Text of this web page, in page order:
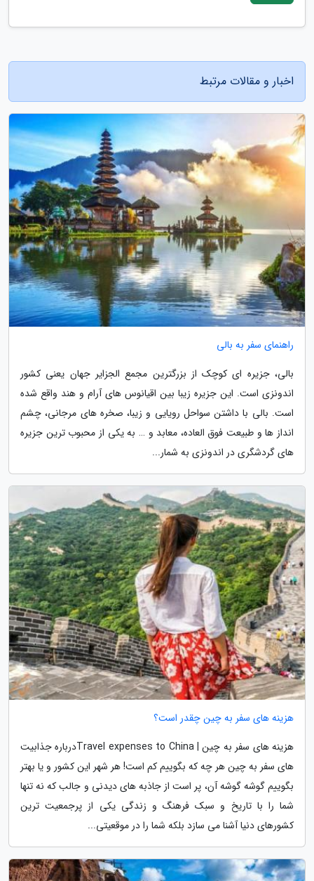
اخبار و مقالات مرتبط
راهنمای سفر به بالی
بالی، جزیره ای کوچک از بزرگترین مجمع الجزایر جهان یعنی کشور
اندونزی است. این جزیره زیبا بین اقیانوس های آرام و هند واقع شده
است. بالی با داشتن سواحل رویایی و زیبا، صخره های مرجانی، چشم
انداز ها و طبیعت فوق العاده، معابد و … به یکی از محبوب ترین جزیره
های گردشگری در اندونزی به شمار...
هزینه های سفر به چین چقدر است؟
هزینه های سفر به چین | Travel expenses to Chinaدرباره جذابیت
های سفر به چین هر چه که بگوییم کم است! هر شهر این کشور و یا بهتر
بگوییم گوشه گوشه آن، پر است از جاذبه های دیدنی و جالب که نه تنها
شما را با تاریخ و سبک فرهنگ و زندگی یکی از پرجمعیت ترین
کشورهای دنیا آشنا می سازد بلکه شما را در موقعیتی...